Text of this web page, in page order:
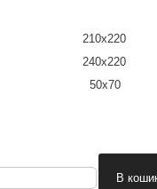
210х220
240х220
50х70